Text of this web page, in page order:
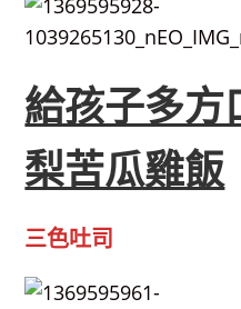
給孩子多方
梨苦瓜雞飯
三色吐司